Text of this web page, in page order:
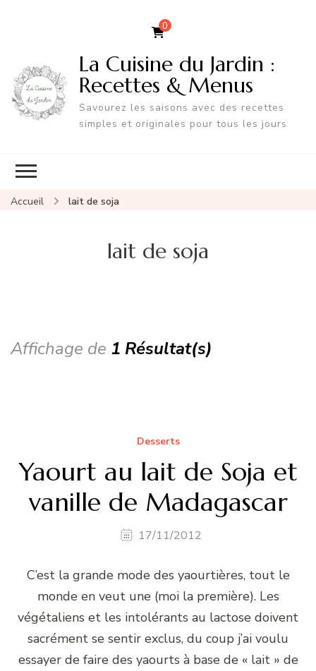
0
La Cuisine du Jardin :
Recettes & Menus
Savourez les saisons avec des recettes
simples et originales pour tous les jours
Accueil lait de soja
lait de soja
Affichage de 1 Résultat(s)
Desserts
Yaourt au lait de Soja et
vanille de Madagascar
17/11/2012
C’est la grande mode des yaourtières, tout le
monde en veut une (moi la première). Les
végétaliens et les intolérants au lactose doivent
sacrément se sentir exclus, du coup j’ai voulu
essayer de faire des yaourts à base de « lait » de